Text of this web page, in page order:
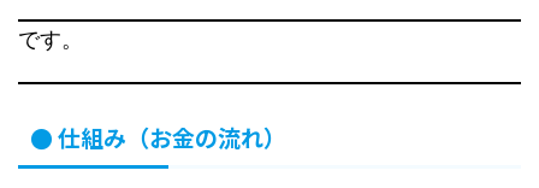
です。
● 仕組み（お金の流れ）